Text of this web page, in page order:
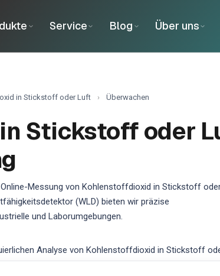
Service Blog Über uns
in Stickstoff oder Luft › Überwachen
Stickstoff oder
Messung von Kohlenstoffdioxid in Stickstoff
(WLD) bieten wir präzise
und Laborumgebungen.
Analyse von Kohlenstoffdioxid in Stickstoff